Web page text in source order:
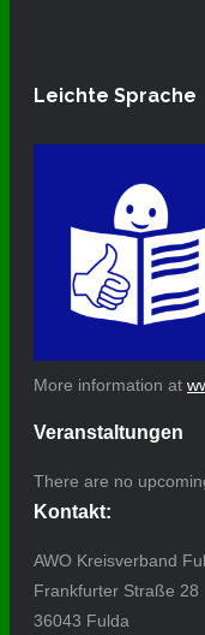
Leichte Sprache
More information at
Veranstaltungen
There are no
Kontakt:
AWO Kreisverband
Frankfurter Straße 28
36043 Fulda